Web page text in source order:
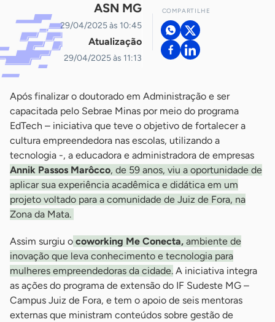
ASN MG
29/04/2025 às 10:45
Atualização
29/04/2025 às 11:13
COMPARTILHE
Após finalizar o doutorado em Administração e ser
capacitada pelo Sebrae Minas por meio do programa
EdTech – iniciativa que teve o objetivo de fortalecer a
cultura empreendedora nas escolas, utilizando a
tecnologia -, a educadora e administradora de empresas
Annik Passos Marôcco, de 59 anos, viu a oportunidade de
aplicar sua experiência acadêmica e didática em um
projeto voltado para a comunidade de Juiz de Fora, na
Zona da Mata.
Assim surgiu o coworking Me Conecta, ambiente de
inovação que leva conhecimento e tecnologia para
mulheres empreendedoras da cidade. A iniciativa integra
as ações do programa de extensão do IF Sudeste MG –
Campus Juiz de Fora, e tem o apoio de seis mentoras
externas que ministram conteúdos sobre gestão de